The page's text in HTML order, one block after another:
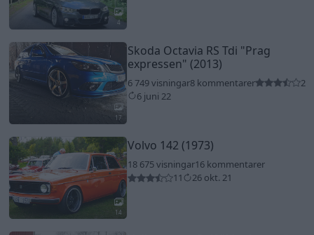
4
17
Skoda Octavia RS Tdi "Prag
expressen" (2013)
6 749 visningar8 kommentarer
2
6 juni 22
14
Volvo 142 (1973)
18 675 visningar16 kommentarer
11
26 okt. 21